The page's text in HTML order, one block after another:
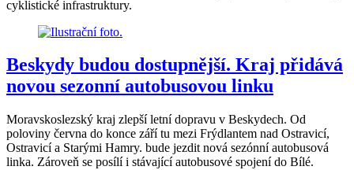
cyklistické infrastruktury.
Beskydy budou dostupnější. Kraj přidává
novou sezonní autobusovou linku
Moravskoslezský kraj zlepší letní dopravu v Beskydech. Od
poloviny června do konce září tu mezi Frýdlantem nad Ostravicí,
Ostravicí a Starými Hamry. bude jezdit nová sezónní autobusová
linka. Zároveň se posílí i stávající autobusové spojení do Bílé.